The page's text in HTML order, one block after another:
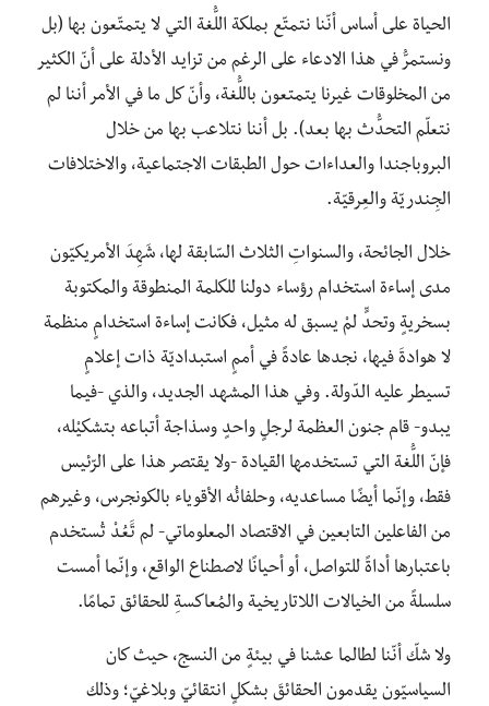
الحياة على أساس أنّنا نتمتّع بملكة اللُّغة التي لا يتمتّعون بها (بل
ونستمرُّ في هذا الادعاء على الرغم من تزايد الأدلة على أنّ الكثير
من المخلوقات غيرنا يتمتعون باللُّغة، وأنّ كل ما في الأمر أننا لم
نتعلّم التحدُّث بها بعد). بل أننا نتلاعب بها من خلال
البروباجندا والعداءات حول الطبقات الاجتماعية، والاختلافات
الجِندريّة والعِرقيّة.
خلال الجائحة، والسنواتِ الثلاث السّابقة لها، شَهِدَ الأمريكيّون
مدى إساءة استخدام رؤساء دولنا للكلمة المنطوقة والمكتوبة
بسخريةٍ وتحدٍّ لمْ يسبق له مثيل، فكانت إساءة استخدامٍ منظمة
لا هوادةَ فيها، نجدها عادةً في أممٍ استبداديّة ذات إعلامٍ
تسيطر عليه الدّولة. وفي هذا المشهد الجديد، والذي -فيما
يبدو- قام جنون العظمة لرجلٍ واحدٍ وسذاجة أتباعه بتشكيْله،
فإنّ اللُّغة التي تستخدمها القيادة -ولا يقتصر هذا على الرّئيس
فقط، وإنّما أيضًا مساعديه، وحلفائُه الأقوياء بالكونجرس، وغيرهم
من الفاعلين التابعين في الاقتصاد المعلوماتي- لم تََعُدْ تُستخدم
باعتبارها أداةً للتواصل، أو أحيانًا لاصطناع الواقع، وإنّما أمست
سلسلةً من الخيالات اللاتاريخية والمُعاكسةِ للحقائق تمامًا.
ولا شكّ أنّنا لطالما عشنا في بيئةٍ من النسج، حيث كان
السياسيّون يقدمون الحقائقَ بشكلٍ انتقائيّ وبلاغيّ؛ وذلك